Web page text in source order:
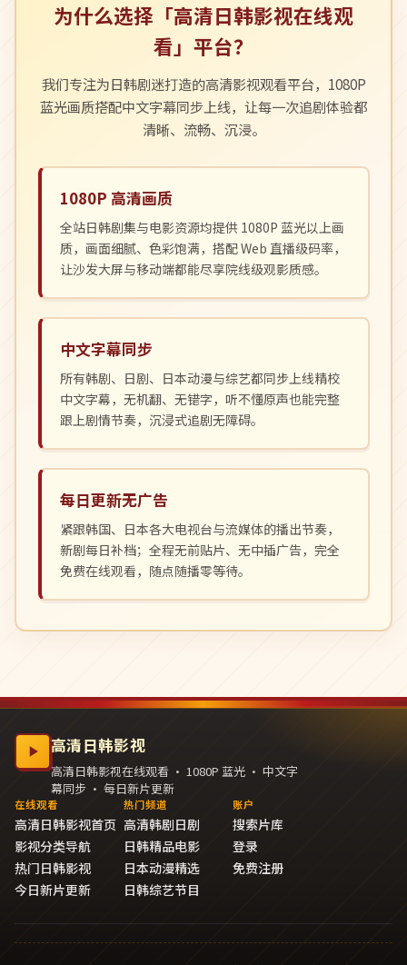
为什么选择「高清日韩影视在线观
看」平台？
我们专注为日韩剧迷打造的高清影视观看平台，1080P
蓝光画质搭配中文字幕同步上线，让每一次追剧体验都
清晰、流畅、沉浸。
1080P 高清画质
全站日韩剧集与电影资源均提供 1080P 蓝光以上画
质，画面细腻、色彩饱满，搭配 Web 直播级码率，
让沙发大屏与移动端都能尽享院线级观影质感。
中文字幕同步
所有韩剧、日剧、日本动漫与综艺都同步上线精校
中文字幕，无机翻、无错字，听不懂原声也能完整
跟上剧情节奏，沉浸式追剧无障碍。
每日更新无广告
紧跟韩国、日本各大电视台与流媒体的播出节奏，
新剧每日补档；全程无前贴片、无中插广告，完全
免费在线观看，随点随播零等待。
高清日韩影视
高清日韩影视在线观看 · 1080P 蓝光 · 中文字
幕同步 · 每日新片更新
在线观看
高清日韩影视首页
影视分类导航
热门日韩影视
今日新片更新
热门频道
高清韩剧日剧
日韩精品电影
日本动漫精选
日韩综艺节目
账户
搜索片库
登录
免费注册